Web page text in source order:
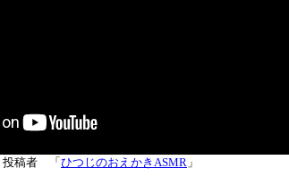
投稿者 「 ひつじのおえかきASMR 」